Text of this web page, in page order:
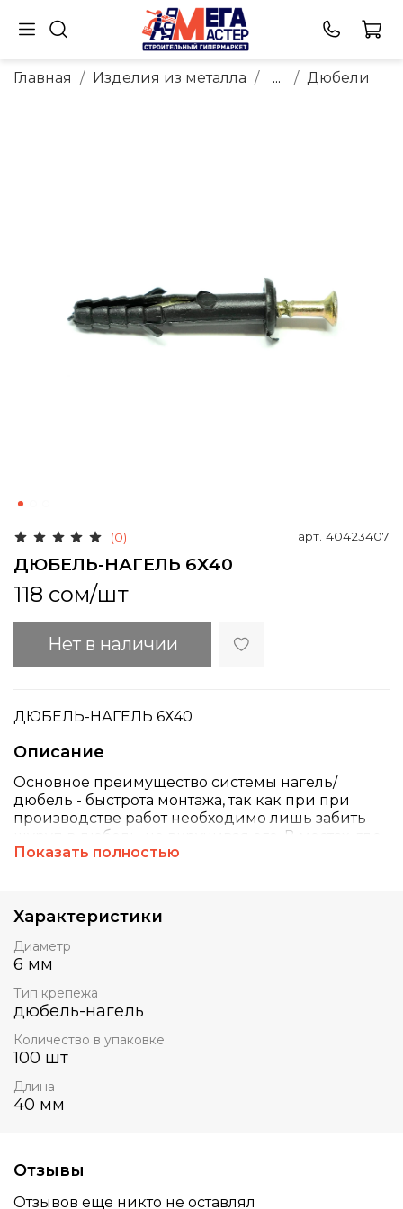
Главная Изделия из металла ... Дюбели
(0) арт. 40423407
ДЮБЕЛЬ-НАГЕЛЬ 6Х40
118 сом/шт
Нет в наличии
ДЮБЕЛЬ-НАГЕЛЬ 6Х40
Описание
Основное преимущество системы нагель/
дюбель - быстрота монтажа, так как при при
производстве работ необходимо лишь забить
шуруп в дюбель, не вкручивая его. В местах, где
затруднено применение молотка, можно
Показать полностью
Характеристики
Диаметр
6 мм
Тип крепежа
дюбель-нагель
Количество в упаковке
100 шт
Длина
40 мм
Отзывы
Отзывов еще никто не оставлял